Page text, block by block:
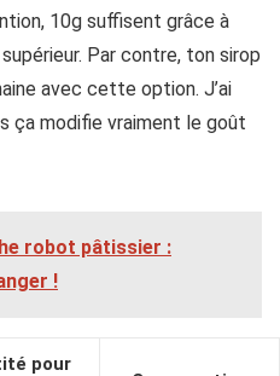
10g suffisent grâce à
Par contre, ton sirop
avec cette option. J’ai
ça modifie vraiment le goût
robot pâtissier :
!
pour